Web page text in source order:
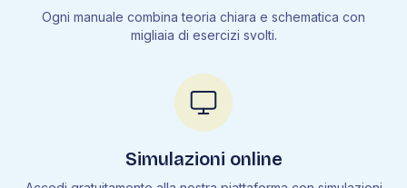
Ogni manuale combina teoria chiara e schematica con
migliaia di esercizi svolti.
Simulazioni online